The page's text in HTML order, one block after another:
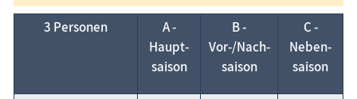
3 Personen
A -
Haupt­
saison
B -
Vor-/Nach­
saison
C -
Neben­
saison